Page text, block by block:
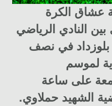
عشاق الكرة
النادي الرياضي
في نصف
لموسم
الجمعة على ساعة
الشهيد حملاوي.